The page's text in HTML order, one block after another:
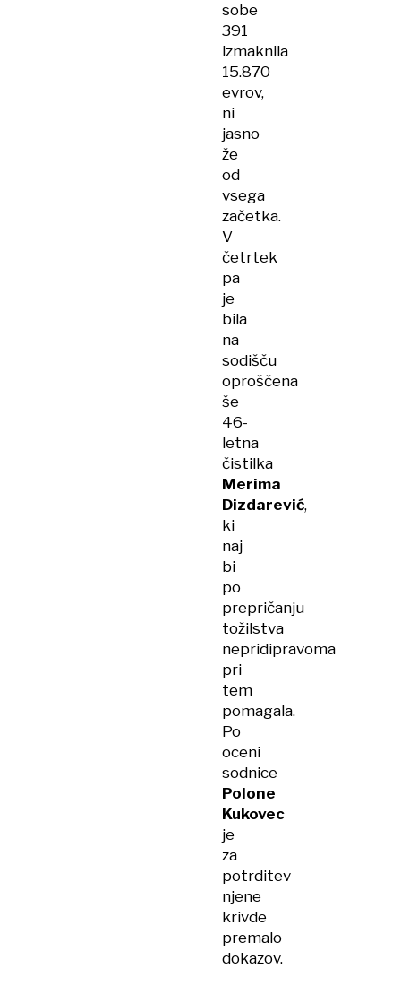
sobe
391
izmaknila
15.870
evrov,
ni
jasno
že
od
vsega
začetka.
V
četrtek
pa
je
bila
na
sodišču
oproščena
še
46-
letna
čistilka
Merima
Dizdarević,
ki
naj
bi
po
prepričanju
tožilstva
nepridipravoma
pri
tem
pomagala.
Po
oceni
sodnice
Polone
Kukovec
je
za
potrditev
njene
krivde
premalo
dokazov.